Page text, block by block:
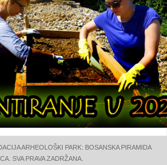
ARHEOLOŠKI PARK: BOSANSKA PIRAMIDA
SVA PRAVA ZADRŽANA.